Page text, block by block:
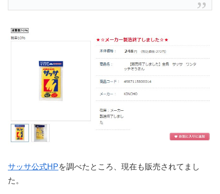
サッサ公式HPを調べたところ、現在も販売されてまし
た。